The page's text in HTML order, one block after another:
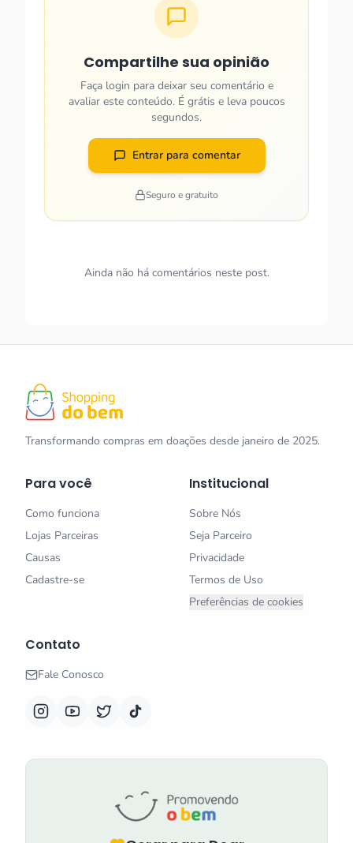
Compartilhe sua opinião
Faça login para deixar seu comentário e
avaliar este conteúdo. É grátis e leva poucos
segundos.
Entrar para comentar
Seguro e gratuito
Ainda não há comentários neste post.
Transformando compras em doações desde janeiro de 2025.
Para você
Como funciona
Lojas Parceiras
Causas
Cadastre-se
Institucional
Sobre Nós
Seja Parceiro
Privacidade
Termos de Uso
Preferências de cookies
Contato
Fale Conosco